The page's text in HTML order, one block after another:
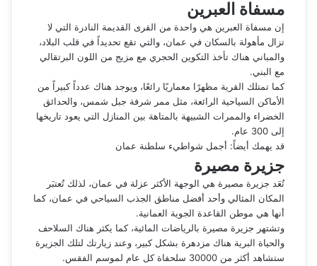
مسفاة العبرين
إن مسفاة العبرين هي واحدة من القرى القديمة النادرة التي لا
تزال مأهولة بالسكان في عمان، والتي تقع تحديداً في قلب البلاد،
والمباني هناك تأخذ التكوين الحجري مع مزيج من اللون البرتقالي
مع البني.
كما تمتلك القرية مظهرًا معماريًا رائعًا، ويوجد هناك عدداً كبيراً من
الأماكن السياحية الرائعة، مثل ممر شرفة جبل شمس، والحدائق
الخضراء والممرات الشبيهة بالمتاهة بين المنازل التي يعود تاريخها
إلى 300 عام.
قد يهمك أيضاً: أجمل شواطيء سلطنة عمان
جزيرة مصيرة
تُعَد جزيرة مصيرة هي الوجهة الأكثر عزلة في عمان، لذلك تُعتبَر
المكان المثالي وأحد أفضل مناطق الجذب السياحي في عمان، كما
أنها هي موطن القاعدة الجوية العمانية.
وتشتهر جزيرة مصيرة بالرياضات المائية، كما يكثر هناك السلاحف
والحياة البرية هناك مزدهرة بشكل كبير، وعند زيارتك لتلك الجزيرة
ستشاهد أكثر من 30000 سلحفاة كل عام لموسم الفقس.